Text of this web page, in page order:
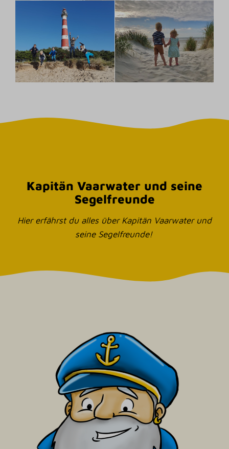
Kapitän Vaarwater und seine
Segelfreunde
Hier erfährst du alles über Kapitän Vaarwater und
seine Segelfreunde!